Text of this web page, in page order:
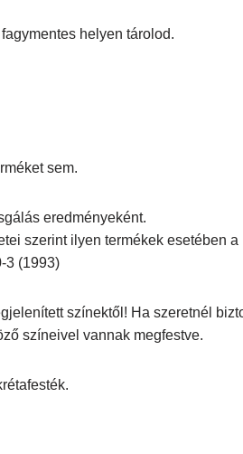
helyen tárolod.
sem.
eredményeként.
szerint ilyen termékek esetében
3 (1993)
színektől! Ha szeretnél
színeivel vannak megfestve.